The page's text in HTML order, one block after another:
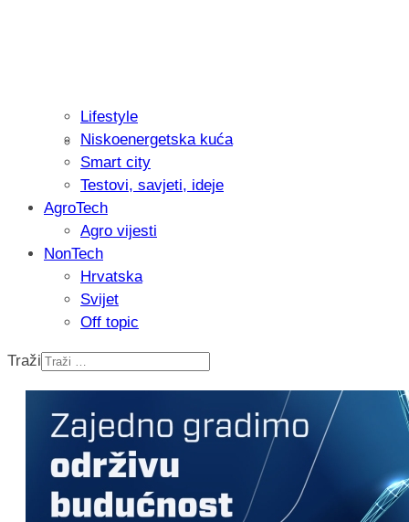
Isprobali smo: Thermostar
Recenzija: Einhell Professional CP-
nikada prije
Lifestyle
Niskoenergetska kuća
Smart city
Testovi, savjeti, ideje
AgroTech
Agro vijesti
NonTech
Hrvatska
Svijet
Off topic
Traži